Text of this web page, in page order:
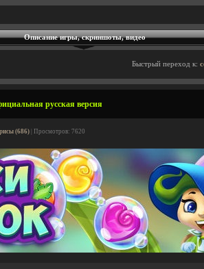
Описание игры, скриншоты, видео
Быстрый переход к:
русская версия
(686) | Просмотров: 7620